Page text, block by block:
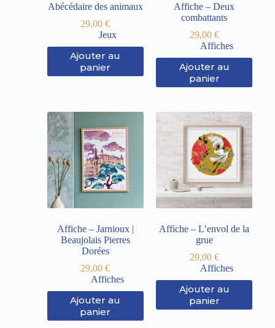
Abécédaire des animaux
29,00€
Jeux
Ajouter au
panier
Affiche – Deux
combattants
29,00 €
Affiches
Ajouter au
panier
Affiche – Jarnioux |
Beaujolais Pierres
Dorées
29,00€
Affiches
Ajouter au
panier
Affiche – L’envol de la
grue
29,00 €
Affiches
Ajouter au
panier